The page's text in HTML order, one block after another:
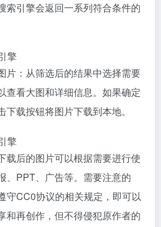
索引擎会返回一系列符合条件的
片：从筛选后的结果中选择需要
查看大图和详细信息。如果确定
载按钮将图片下载到本地。
载后的图片可以根据需要进行使
、PPT、广告等。需要注意的
守CC0协议的相关规定，即可以
和再创作，但不得侵犯原作者的